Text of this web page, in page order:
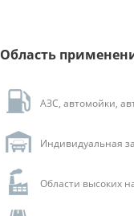
Область
АЗС, автомойки,
Индивидуальная
Области высоких